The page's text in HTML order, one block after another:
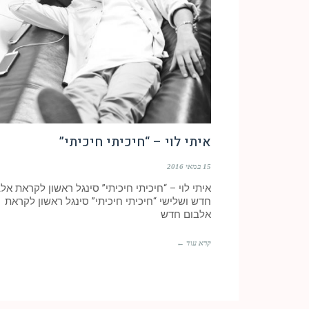
איתי לוי – “חיכיתי חיכיתי”
15 במאי 2016
איתי לוי – “חיכיתי חיכיתי” סינגל ראשון לקראת
חדש ושלישי “חיכיתי חיכיתי” סינגל ראשון לקראת
אלבום חדש
קרא עוד ←